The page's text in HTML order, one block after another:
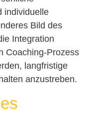
individuelle
Bild des
Integration
Coaching-Prozess
langfristige
anzustreben.